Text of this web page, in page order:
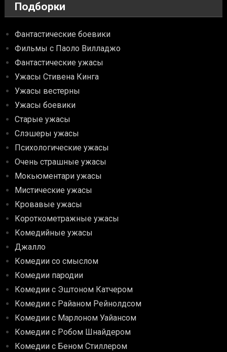
Подборки
Фантастические боевики
Фильмы с Паоло Вилладжо
Фантастические ужасы
Ужасы Стивена Кинга
Ужасы вестерны
Ужасы боевики
Старые ужасы
Слэшеры ужасы
Психологические ужасы
Очень страшные ужасы
Мокьюментари ужасы
Мистические ужасы
Кровавые ужасы
Короткометражные ужасы
Комедийные ужасы
Джалло
Комедии со смыслом
Комедии пародии
Комедии с Эштоном Катчером
Комедии с Райаном Рейнолдсом
Комедии с Марлоном Уайансом
Комедии с Робом Шнайдером
Комедии с Беном Стиллером